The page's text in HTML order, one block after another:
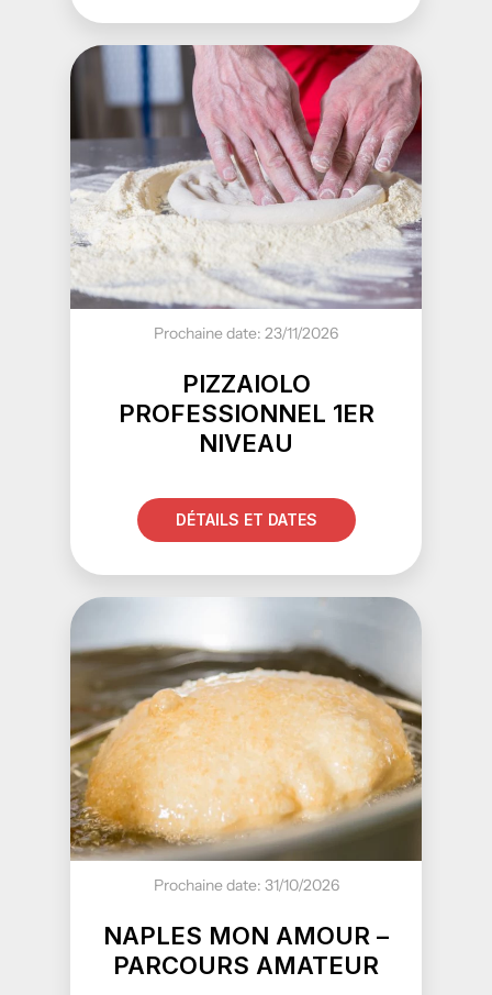
Prochaine date: 23/11/2026
PIZZAIOLO
PROFESSIONNEL 1ER
NIVEAU
DÉTAILS ET DATES
Prochaine date: 31/10/2026
NAPLES MON AMOUR –
PARCOURS AMATEUR